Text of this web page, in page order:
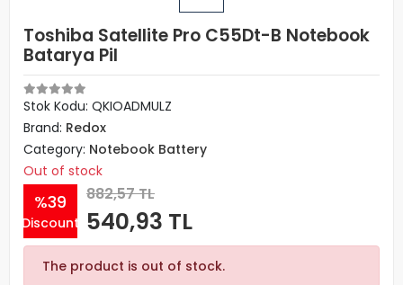
Toshiba Satellite Pro C55Dt-B Notebook
Batarya Pil
Stok Kodu: QKIOADMULZ
Brand: Redox
Category: Notebook Battery
Out of stock
%39
Discount
882,57 TL
540,93 TL
The product is out of stock.